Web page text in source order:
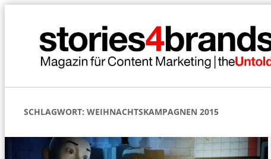
springen
SCHLAGWORT: WEIHNACHTSKAMPAGNEN 2015